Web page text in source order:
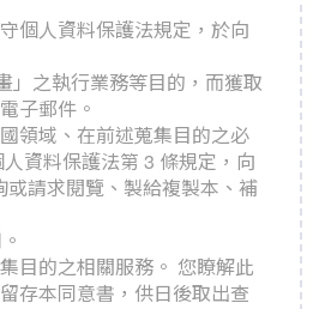
個人資料保護法規定，於向
」之執行業務等目的，而獲取
子郵件。
領域、在前述蒐集目的之必
資料保護法第 3 條規定，向
請求閱覽、製給複製本、補
目的之相關服務。 您瞭解此
存本同意書，供日後取出查